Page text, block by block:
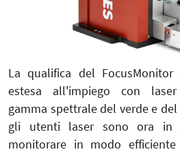
La qualifica del
estesa all'impiego con
gamma spettrale del verde e
gli utenti laser sono ora in
monitorare in modo